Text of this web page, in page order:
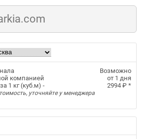
Возможно
компанией
от 1 дня
1 кг (куб.м) -
2994 ₽ *
уточняйте у менеджера